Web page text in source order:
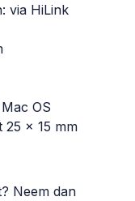
via HiLink
OS
25 x 15 mm
Neem dan